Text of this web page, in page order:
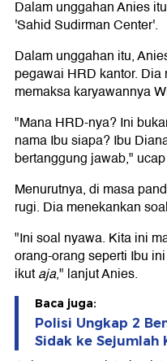
Dalam unggahan Anies
'Sahid Sudirman Center'.
Dalam unggahan itu,
pegawai HRD kantor.
memaksa karyawannya
"Mana HRD-nya? Ini
nama Ibu siapa? Ibu
bertanggung jawab,"
Menurutnya, di masa
rugi. Dia menekankan
"Ini soal nyawa. Kita ini
orang-orang seperti Ibu
ikutaja," lanjut Anies.
Baca juga:
Polisi Ungkap 2
Sidak ke Sejumlah